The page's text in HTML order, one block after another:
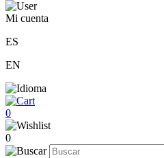
Mi cuenta
ES
EN
0
0